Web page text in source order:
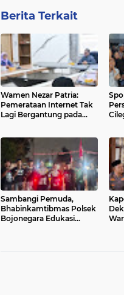
Berita Terkait
Wamen Nezar Patria:
Pemerataan Internet Tak
Lagi Bergantung pada
Sambangi Pemuda,
Bhabinkamtibmas Polsek
Bojonegara Edukasi